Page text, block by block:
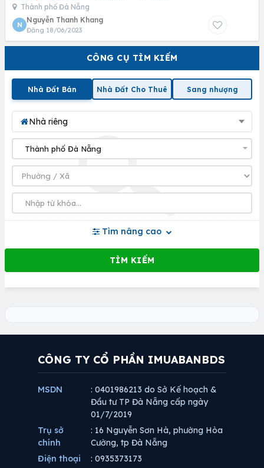
CÔNG CỤ TÌM KIẾM
Nhà Đất Bán Nhà Đất Cho Thuê Sang nhượng
Nhà riêng
Tìm nâng cao
Thành phố Đà Nẵng
N
Nguyễn Thanh Khang
Đăng 18/06/2023
CÔNG TY CỔ PHẦN IMUABANBDS
MSDN
: 0401986213 do Sở Kế hoạch &
Đầu tư TP Đà Nẵng cấp ngày
01/7/2019
Trụ sở
chính
: 16 Nguyễn Sơn Hà, phường Hòa
Cường, tp Đà Nẵng
Điện thoại
: 0935373173